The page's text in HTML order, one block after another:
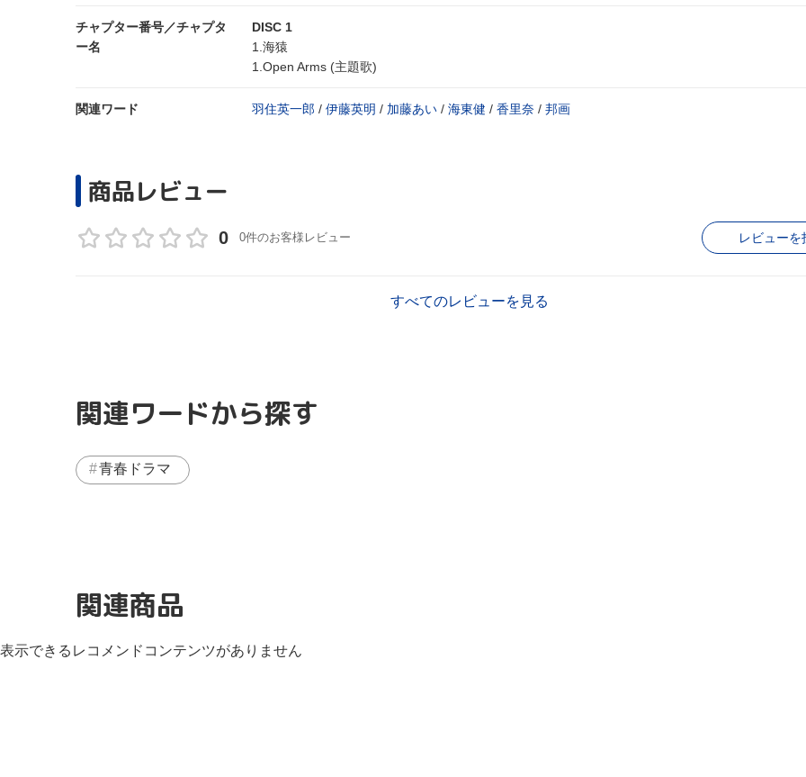
チャプター番号／チャプタ
ー名
DISC 1
1.海猿
1.Open Arms (主題歌)
関連ワード 羽住英一郎 / 伊藤英明 / 加藤あい / 海東健 / 香里奈 / 邦画
商品レビュー
0 0件のお客様レビュー レビューを
すべてのレビューを見る
関連ワードから探す
青春ドラマ
関連商品
表示できるレコメンドコンテンツがありません